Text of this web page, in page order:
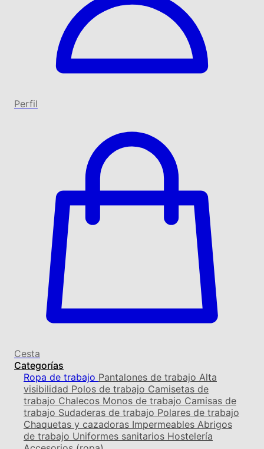
Perfil
Cesta
Categorías
Ropa de trabajo Pantalones de trabajo Alta
visibilidad Polos de trabajo Camisetas de
trabajo Chalecos Monos de trabajo Camisas de
trabajo Sudaderas de trabajo Polares de trabajo
Chaquetas y cazadoras Impermeables Abrigos
de trabajo Uniformes sanitarios Hostelería